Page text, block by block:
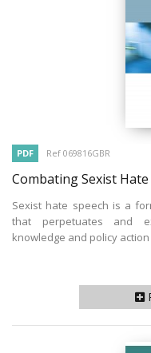
PDF Ref 069816GBR
Combating Sexist Hate
Sexist hate speech is a
that perpetuates and
knowledge and policy